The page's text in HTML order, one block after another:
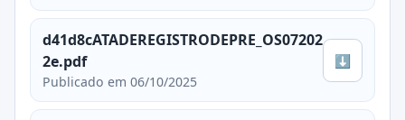
d41d8cATADEREGISTRODEPRE_OS07202
2e.pdf
Publicado em 06/10/2025
⬇